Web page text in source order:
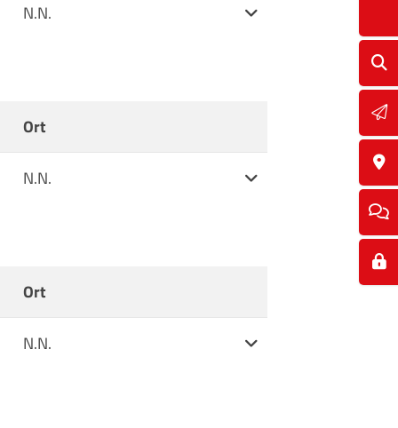
N.N.
Ort
Weitere Informationen
N.N.
Ort
Weitere Informationen
N.N.